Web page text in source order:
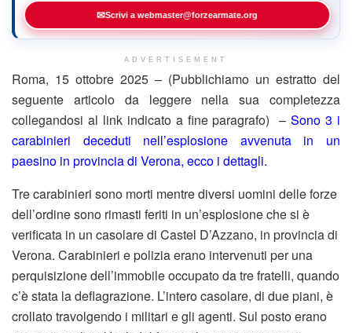
✉Scrivi a webmaster@forzearmate.org
ADVERTISEMENT
Roma, 15 ottobre 2025 – (Pubblichiamo un estratto del
seguente articolo da leggere nella sua completezza
collegandosi al link indicato a fine paragrafo) –Sono 3 i
carabinieri deceduti nell’esplosione avvenuta in un
paesino in provincia di Verona, ecco i dettagli.
Tre carabinieri sono morti mentre diversi uomini delle forze
dell’ordine sono rimasti feriti in un’esplosione che si è
verificata in un casolare di Castel D’Azzano, in provincia di
Verona. Carabinieri e polizia erano intervenuti per una
perquisizione dell’immobile occupato da tre fratelli, quando
c’è stata la deflagrazione. L’intero casolare, di due piani, è
crollato travolgendo i militari e gli agenti. Sul posto erano